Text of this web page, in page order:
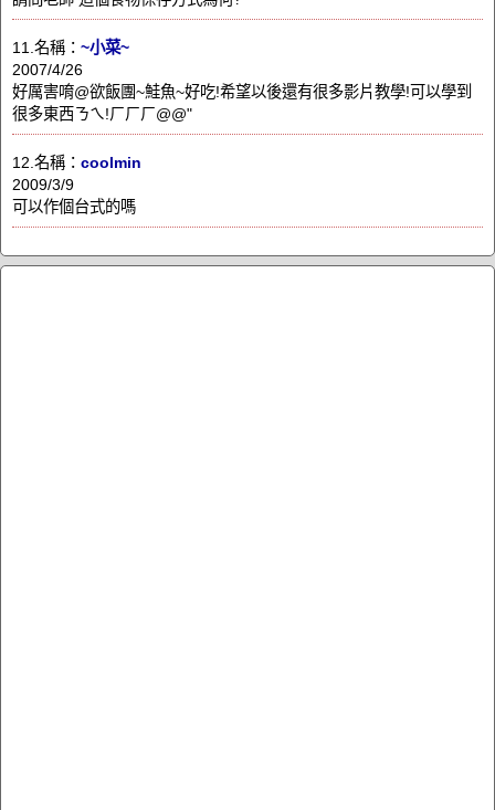
11.名稱： ~小菜~
2007/4/26
好厲害唷@欲飯團~鮭魚~好吃!希望以後還有很多影片教學!可以學到
很多東西ㄋㄟ!ㄏㄏㄏ@@"
12.名稱： coolmin
2009/3/9
可以作個台式的嗎